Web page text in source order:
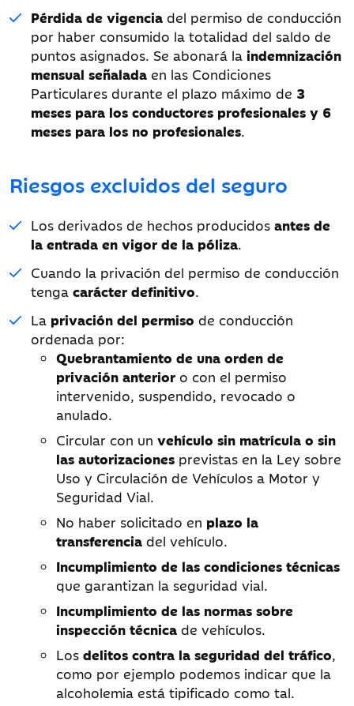
Pérdida de vigencia del permiso de conducción
por haber consumido la totalidad del saldo de
puntos asignados. Se abonará la indemnización
mensual señalada en las Condiciones
Particulares durante el plazo máximo de 3
meses para los conductores profesionales y 6
meses para los no profesionales.
Riesgos excluidos del seguro
Los derivados de hechos producidos antes de
la entrada en vigor de la póliza.
Cuando la privación del permiso de conducción
tenga carácter definitivo.
La privación del permiso de conducción
ordenada por:
Quebrantamiento de una orden de
privación anterior o con el permiso
intervenido, suspendido, revocado o
anulado.
Circular con un vehículo sin matrícula o sin
las autorizaciones previstas en la Ley sobre
Uso y Circulación de Vehículos a Motor y
Seguridad Vial.
No haber solicitado en plazo la
transferencia del vehículo.
Incumplimiento de las condiciones técnicas
que garantizan la seguridad vial.
Incumplimiento de las normas sobre
inspección técnica de vehículos.
Los delitos contra la seguridad del tráfico,
como por ejemplo podemos indicar que la
alcoholemia está tipificado como tal.